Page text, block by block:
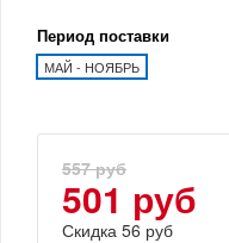
Период поставки
МАЙ - НОЯБРЬ
557 руб
501 руб
Скидка 56 руб